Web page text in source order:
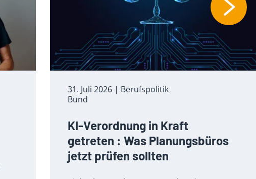
31. Juli 2026 | Berufspolitik
Bund
KI-Verordnung in Kraft
getreten : Was Planungsbüros
jetzt prüfen sollten